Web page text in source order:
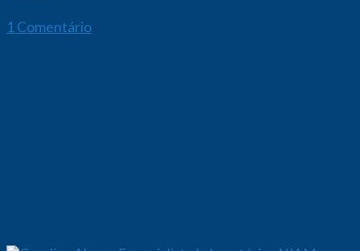
1 Comentário